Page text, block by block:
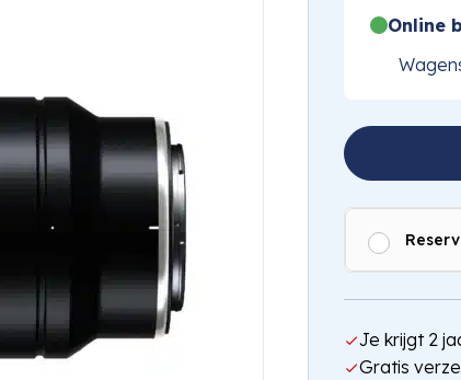
Online
Je krijgt 2
Gratis